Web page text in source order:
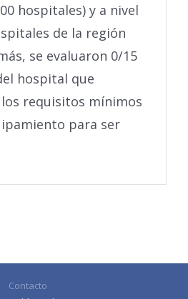
hospitales) y a nivel
de la región
se evaluaron 0/15
hospital que
requisitos mínimos
para ser
Contacto